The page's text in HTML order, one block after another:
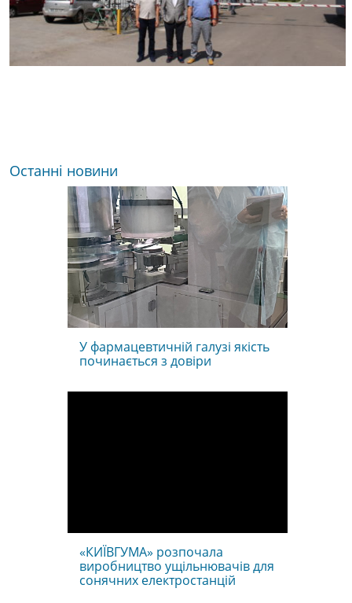
Останні новини
У фармацевтичній галузі якість
починається з довіри
«КИЇВГУМА» розпочала
виробництво ущільнювачів для
сонячних електростанцій